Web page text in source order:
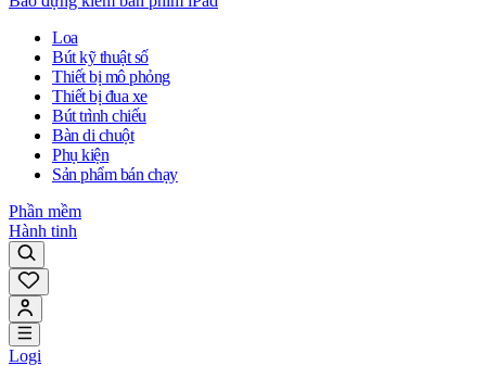
Loa
Bút kỹ thuật số
Thiết bị mô phỏng
Thiết bị đua xe
Bút trình chiếu
Bàn di chuột
Phụ kiện
Sản phẩm bán chạy
Phần mềm
Hành tinh
Logi